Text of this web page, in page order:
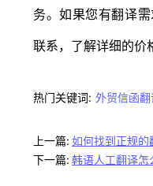
务。如果您有翻译
联系，了解详细的价
热门关键词: 外贸信函翻
上一篇: 如何找到正规的
下一篇: 韩语人工翻译怎